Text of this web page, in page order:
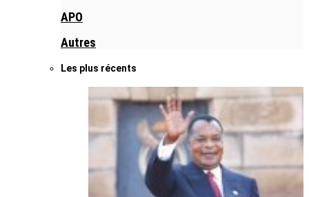
APO
Autres
Les plus récents